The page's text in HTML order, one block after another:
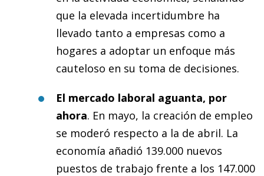
que la elevada incertidumbre ha
llevado tanto a empresas como a
hogares a adoptar un enfoque más
cauteloso en su toma de decisiones.
El mercado laboral aguanta, por
ahora. En mayo, la creación de empleo
se moderó respecto a la de abril. La
economía añadió 139.000 nuevos
puestos de trabajo frente a los 147.000